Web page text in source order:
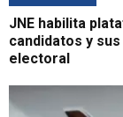
JNE habilita
candidatos y
electoral